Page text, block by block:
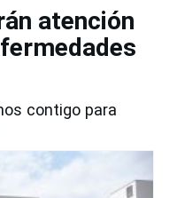
atención
contigo para